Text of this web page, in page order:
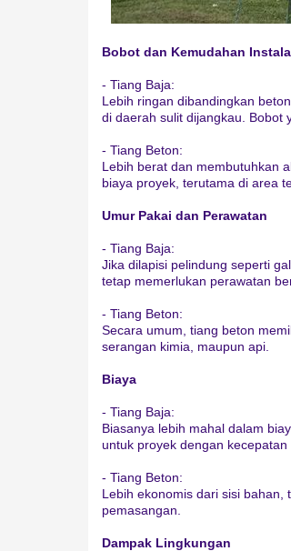
Bobot dan Kemudahan
- Tiang Baja:
Lebih ringan dibandingkan
di daerah sulit dijangkau. Bobot
- Tiang Beton:
Lebih berat dan membutuhkan
biaya proyek, terutama di area
Umur Pakai dan Perawatan
- Tiang Baja:
Jika dilapisi pelindung seperti
tetap memerlukan perawatan
- Tiang Beton:
Secara umum, tiang beton
serangan kimia, maupun api.
Biaya
- Tiang Baja:
Biasanya lebih mahal dalam
untuk proyek dengan kecepatan
- Tiang Beton:
Lebih ekonomis dari sisi
pemasangan.
Dampak Lingkungan